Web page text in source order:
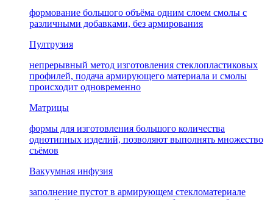
формование большого объёма одним слоем смолы с
различными добавками, без армирования
Пултрузия
непрерывный метод изготовления стеклопластиковых
профилей, подача армирующего материала и смолы
происходит одновременно
Матрицы
формы для изготовления большого количества
однотипных изделий, позволяют выполнять множество
съёмов
Вакуумная инфузия
заполнение пустот в армирующем стекломатериале